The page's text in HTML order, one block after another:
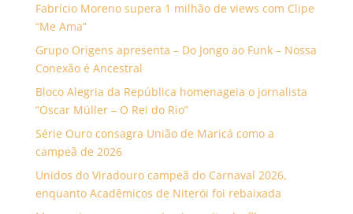
Fabrício Moreno supera 1 milhão de views com Clipe
“Me Ama”
Grupo Origens apresenta – Do Jongo ao Funk – Nossa
Conexão é Ancestral
Bloco Alegria da República homenageia o jornalista
“Oscar Müller – O Rei do Rio”
Série Ouro consagra União de Maricá como a
campeã de 2026
Unidos do Viradouro campeã do Carnaval 2026,
enquanto Acadêmicos de Niterói foi rebaixada